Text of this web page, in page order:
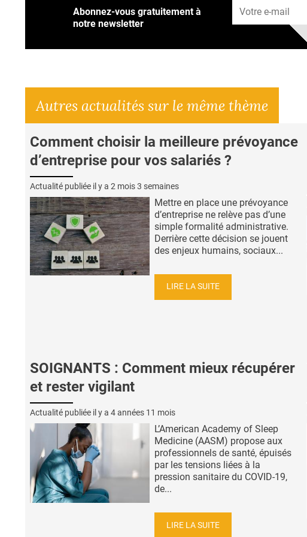
Abonnez-vous gratuitement à
notre newsletter
Autres actualités sur le même thème
Comment choisir la meilleure prévoyance
d’entreprise pour vos salariés ?
Actualité publiée il y a 2 mois 3 semaines
Mettre en place une prévoyance
d’entreprise ne relève pas d’une
simple formalité administrative.
Derrière cette décision se jouent
des enjeux humains, sociaux...
LIRE LA SUITE
SOIGNANTS : Comment mieux récupérer
et rester vigilant
Actualité publiée il y a 4 années 11 mois
L’American Academy of Sleep
Medicine (AASM) propose aux
professionnels de santé, épuisés
par les tensions liées à la
pression sanitaire du COVID-19,
de...
LIRE LA SUITE